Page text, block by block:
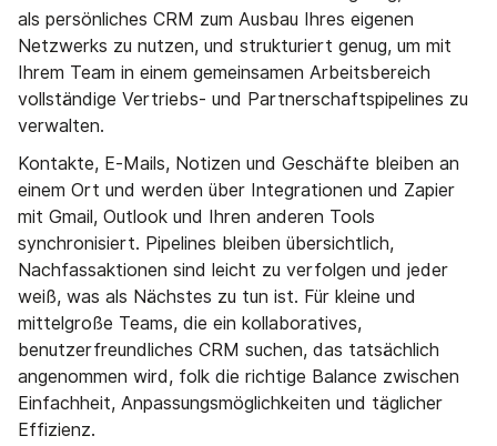
als persönliches CRM zum Ausbau Ihres eigenen
Netzwerks zu nutzen, und strukturiert genug, um mit
Ihrem Team in einem gemeinsamen Arbeitsbereich
vollständige Vertriebs- und Partnerschaftspipelines zu
verwalten.
Kontakte, E-Mails, Notizen und Geschäfte bleiben an
einem Ort und werden über Integrationen und Zapier
mit Gmail, Outlook und Ihren anderen Tools
synchronisiert. Pipelines bleiben übersichtlich,
Nachfassaktionen sind leicht zu verfolgen und jeder
weiß, was als Nächstes zu tun ist. Für kleine und
mittelgroße Teams, die ein kollaboratives,
benutzerfreundliches CRM suchen, das tatsächlich
angenommen wird, folk die richtige Balance zwischen
Einfachheit, Anpassungsmöglichkeiten und täglicher
Effizienz.